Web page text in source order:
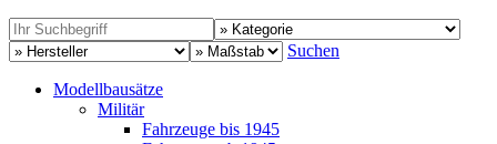
Suchen
Modellbausätze
Militär
Fahrzeuge bis 1945